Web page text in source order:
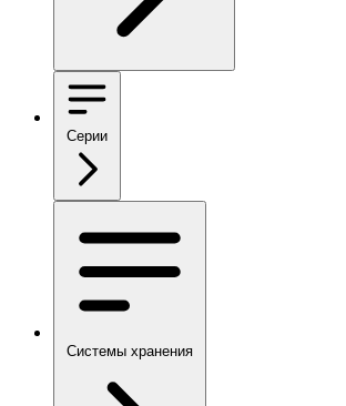
Серии
Системы хранения